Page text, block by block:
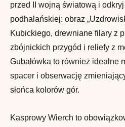
przed II wojną światową i
podhalańskiej: obraz
Kubickiego, drewniane filary z
zbójnickich przygód i reliefy z
Gubałówka to również idealne
spacer i obserwację
słońca kolorów gór.
Kasprowy Wierch to